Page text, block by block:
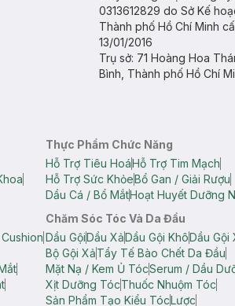
0313612829 do Sở Kế
Thành phố Hồ Chí Minh
13/01/2016
Trụ sở: 71 Hoàng Hoa
Bình, Thành phố Hồ Chí
Thực Phẩm Chức Năng
Hỗ Trợ Tiêu HoáHỗ Trợ Tim Mạch
Hỗ Trợ Sức KhỏeBổ Gan / Giải Rượu
Dầu Cá / Bổ MắtHoạt Huyết Dưỡng
Chăm Sóc Tóc Và Da Đầu
Dầu GộiDầu XảDầu Gội KhôDầu Gội
Bộ Gội XảTẩy Tế Bào Chết Da Đầu
Mặt Nạ / Kem Ủ TócSerum / Dầu
Xịt Dưỡng TócThuốc Nhuộm Tóc
Sản Phẩm Tạo Kiểu TócLược